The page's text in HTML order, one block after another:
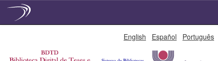
English Español Português